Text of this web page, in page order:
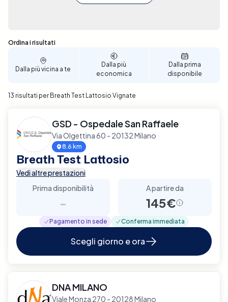
Sono stati trovati 13 risultati
Ordina i risultati
Dalla più vicina a te
Dalla più
economica
Dalla prima
disponibile
13 risultati per Breath Test Lattosio Vignate
GSD - Ospedale San Raffaele
Via Olgettina 60 - 20132 Milano
8.6 km
Breath Test Lattosio
Vedi altre prestazioni
Prima disponibilità
-
A partire da
145€
Pagamento in sede Conferma immediata
Scegli giorno e ora
DNA MILANO
Viale Monza 270 - 20128 Milano